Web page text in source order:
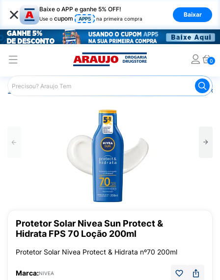
× Baixe o APP e ganhe 5% OFF!
Use o cupom APP5 na primeira compra
Baixar
0
Araujo Beleza e Cuidados
Protetor Solar Nivea Sun Protect &
Hidrata FPS 70 Loção 200ml
Protetor Solar Nivea Protect & Hidrata nº70 200ml
Marca:NIVEA